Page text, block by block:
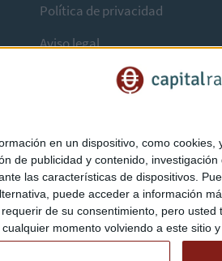
en un dispositivo, como
de publicidad y contenido,
las características de dispositivos.
puede acceder a información
de su consentimiento, pero
momento volviendo a este sitio
Política de privacidad
Aviso legal